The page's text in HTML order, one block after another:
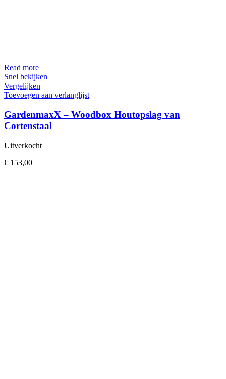
Read more
Snel bekijken
Vergelijken
Toevoegen aan verlanglijst
GardenmaxX – Woodbox Houtopslag van
Cortenstaal
Uitverkocht
€ 153,00